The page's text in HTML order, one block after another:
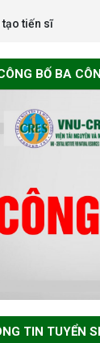
Thông
bổng
ban
sơ
dự
Thông
đủ điều
trình
tiến sĩ
BỐ BA
TIN TUYỂN